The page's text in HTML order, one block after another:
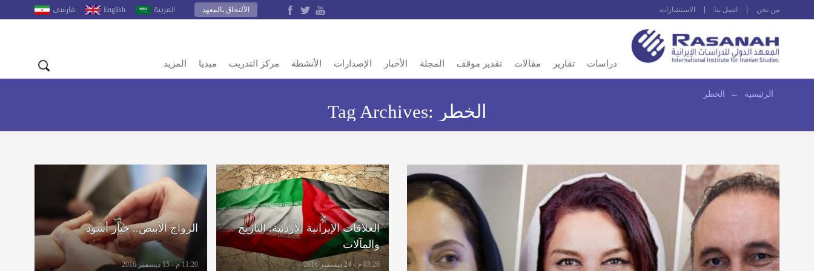
من نحن اتصل بنا الاستشارات العربية English فارسى الألتحاق بالمعهد
دراسات تقارير مقالات تقدير موقف المجلة الأخبار الإصدارات الأنشطة مركز التدريب ميديا المزيد
الرئيسية ← الخطر
Tag Archives: الخطر
العلاقات الإيرانية الأردنية: التاريخ
والمآلات
03:26 م - 24 ديسمبر 2016
الزواج الأبيض.. خيار أسود
11:20 م - 15 ديسمبر 2016